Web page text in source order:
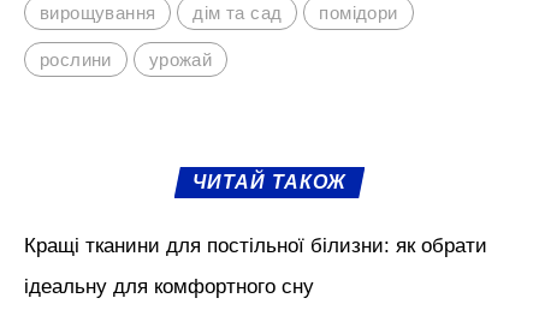
вирощування дім та сад помідори
рослини урожай
ЧИТАЙ ТАКОЖ
Кращі тканини для постільної білизни: як обрати
ідеальну для комфортного сну